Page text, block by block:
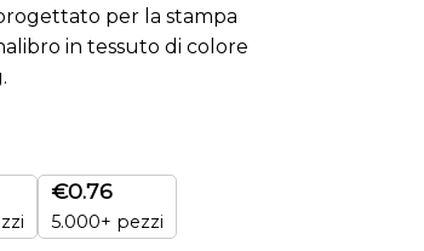
per la stampa
in tessuto di colore
€0.76
5.000+ pezzi